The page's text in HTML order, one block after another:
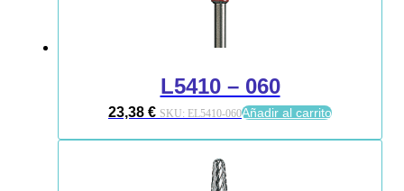
L5410 – 060
23,38 € SKU: EL5410-060Añadir al carrito